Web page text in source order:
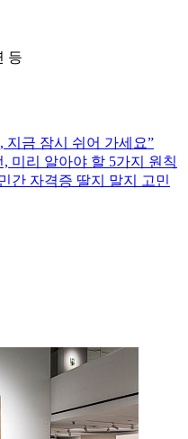
등
지금 잠시 쉬어 가세요”
미리 알아야 할 5가지 원칙
간 자격증 딸지 말지 고민